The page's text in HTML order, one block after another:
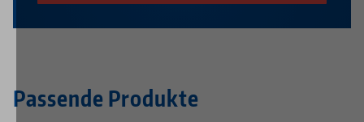
Passende Produkte